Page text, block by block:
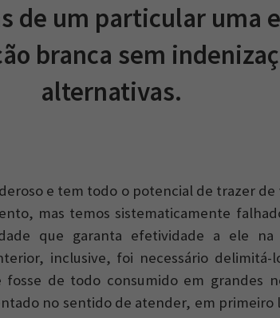
de um particular uma
branca sem
alternativas.
e tem todo o potencial de trazer
mas temos sistematicamente
que garanta efetividade a ele na
inclusive, foi necessário delimitá-
de todo consumido em grandes
no sentido de atender, em primeiro